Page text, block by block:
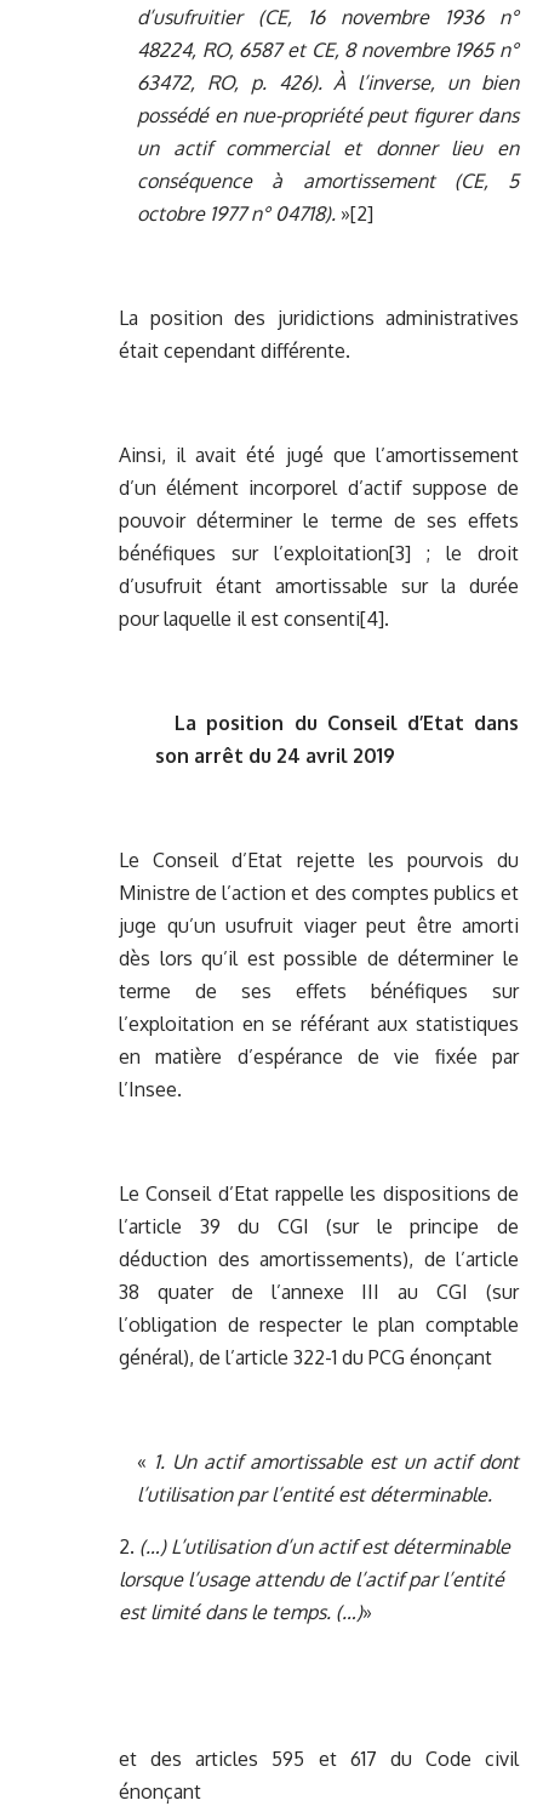
d’usufruitier (CE, 16 novembre 1936 n°
48224, RO, 6587 et CE, 8 novembre 1965 n°
63472, RO, p. 426). À l’inverse, un bien
possédé en nue-propriété peut figurer dans
un actif commercial et donner lieu en
conséquence à amortissement (CE, 5
octobre 1977 n° 04718). »[2]
La position des juridictions administratives
était cependant différente.
Ainsi, il avait été jugé que l’amortissement
d’un élément incorporel d’actif suppose de
pouvoir déterminer le terme de ses effets
bénéfiques sur l’exploitation[3] ; le droit
d’usufruit étant amortissable sur la durée
pour laquelle il est consenti[4].
La position du Conseil d’Etat dans
son arrêt du 24 avril 2019
Le Conseil d’Etat rejette les pourvois du
Ministre de l’action et des comptes publics et
juge qu’un usufruit viager peut être amorti
dès lors qu’il est possible de déterminer le
terme de ses effets bénéfiques sur
l’exploitation en se référant aux statistiques
en matière d’espérance de vie fixée par
l’Insee.
Le Conseil d’Etat rappelle les dispositions de
l’article 39 du CGI (sur le principe de
déduction des amortissements), de l’article
38 quater de l’annexe III au CGI (sur
l’obligation de respecter le plan comptable
général), de l’article 322-1 du PCG énonçant
« 1. Un actif amortissable est un actif dont
l’utilisation par l’entité est déterminable.
(…) L’utilisation d’un actif est déterminable
lorsque l’usage attendu de l’actif par l’entité
est limité dans le temps. (…)»
et des articles 595 et 617 du Code civil
énonçant